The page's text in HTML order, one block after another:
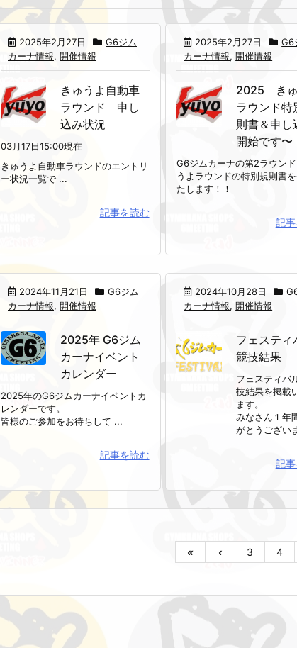
2025年2月27日
G6ジム
カーナ情報, 開催情報
きゅうよ自動車
ラウンド 申し
込み状況
03月17日15:00現在
きゅうよ自動車ラウンドのエントリ
ー状況一覧で ...
記事を読む
2025年2月27日
G6
カーナ情報,開催情報
2025 きゅ
ラウンド特
則書＆申し
開始です〜
G6ジムカーナの第2ラウン
うよラウンドの特別規則書
たします！！
記
2024年11月21日
G6ジム
カーナ情報, 開催情報
2025年 G6ジム
カーナイベント
カレンダー
2025年のG6ジムカーナイベントカ
レンダーです。
皆様のご参加をお待ちして ...
記事を読む
2024年10月28日
カーナ情報,開催情報
フェスティ
競技結果
フェスティバ
技結果を掲載
ます。
みなさん１年
がとうござい
記
« ‹ 3 4